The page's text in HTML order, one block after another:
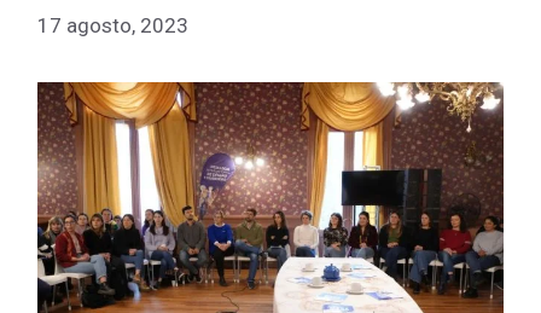
17 agosto, 2023